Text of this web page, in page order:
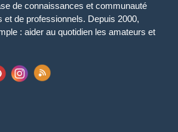
de connaissances et communauté
et de professionnels. Depuis 2000,
: aider au quotidien les amateurs et